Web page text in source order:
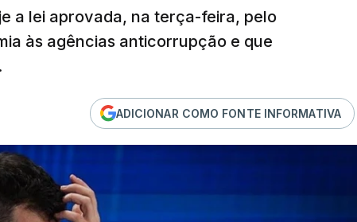
a lei aprovada, na terça-feira, pelo
às agências anticorrupção e que
ADICIONAR COMO FONTE INFORMATIVA